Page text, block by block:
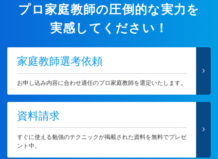
プロ家庭教師の圧倒的な実力を
実感してください！
家庭教師選考依頼
お申し込み内容に合わせ適任のプロ家庭教師を選定いたします。
資料請求
すぐに使える勉強のテクニックが掲載された資料を無料でプレゼ
ント中。